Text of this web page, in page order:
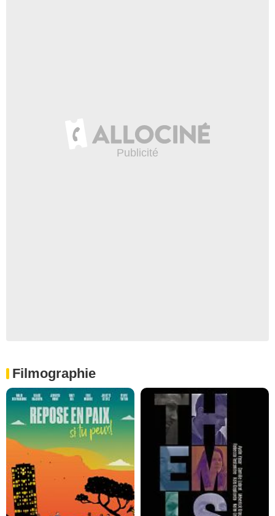
Filmographie